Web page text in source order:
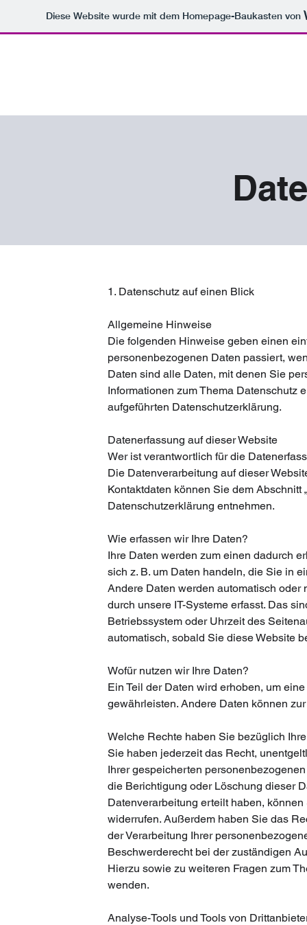
Diese Website wurde mit dem Homepage-Baukasten von
1. Datenschutz auf einen Blick
Allgemeine Hinweise
Die folgenden Hinweise geben einen
personenbezogenen Daten passiert,
Daten sind alle Daten, mit denen Sie
Informationen zum Thema Datenschutz
aufgeführten Datenschutzerklärung.
Datenerfassung auf dieser Website
Wer ist verantwortlich für die
Die Datenverarbeitung auf dieser
Kontaktdaten können Sie dem
Datenschutzerklärung entnehmen.
Wie erfassen wir Ihre Daten?
Ihre Daten werden zum einen dadurch
sich z. B. um Daten handeln, die Sie in
Andere Daten werden automatisch
durch unsere IT-Systeme erfasst. Das
Betriebssystem oder Uhrzeit des
automatisch, sobald Sie diese Website
Wofür nutzen wir Ihre Daten?
Ein Teil der Daten wird erhoben, um
gewährleisten. Andere Daten können
Welche Rechte haben Sie bezüglich
Sie haben jederzeit das Recht,
Ihrer gespeicherten
die Berichtigung oder Löschung dieser
Datenverarbeitung erteilt haben,
widerrufen. Außerdem haben Sie das
der Verarbeitung Ihrer
Beschwerderecht bei der zuständigen
Hierzu sowie zu weiteren Fragen zum
wenden.
Analyse-Tools und Tools von